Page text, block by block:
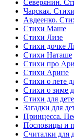
Северянин.
Чарская.
Авдеенко.
Стихи Маше
Стихи Лизе
Стихи дочке
Стихи Наташе
Стихи про
Стихи Арине
Стихи о лете
Стихи о зиме
Стихи для
Загадки для
Принцесса.
Пословицы и
Считалки для